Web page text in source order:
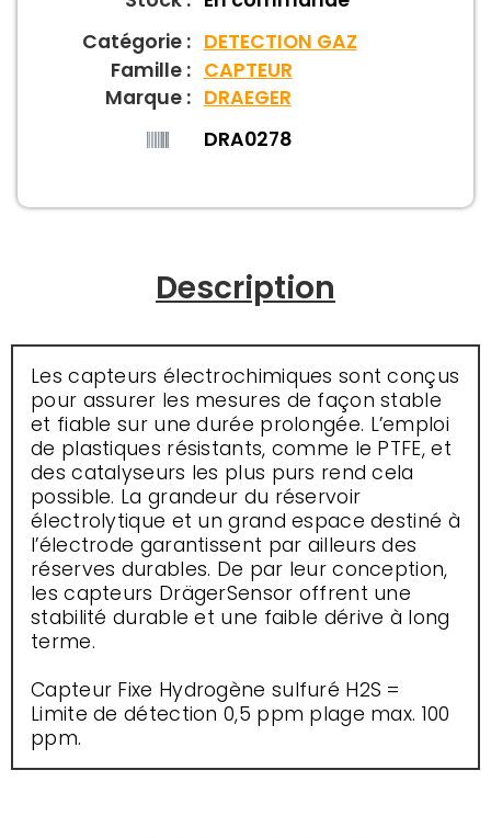
Catégorie : DETECTION GAZ
Famille : CAPTEUR
Marque : DRAEGER
DRA0278
Description
Les capteurs électrochimiques sont conçus
pour assurer les mesures de façon stable
et fiable sur une durée prolongée. L’emploi
de plastiques résistants, comme le PTFE, et
des catalyseurs les plus purs rend cela
possible. La grandeur du réservoir
électrolytique et un grand espace destiné à
l’électrode garantissent par ailleurs des
réserves durables. De par leur conception,
les capteurs DrägerSensor offrent une
stabilité durable et une faible dérive à long
terme.
Capteur Fixe Hydrogène sulfuré H2S =
Limite de détection 0,5 ppm plage max. 100
ppm.